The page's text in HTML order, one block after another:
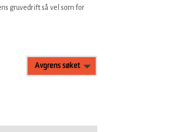
gruvedrift så vel som for
Avgrens søket